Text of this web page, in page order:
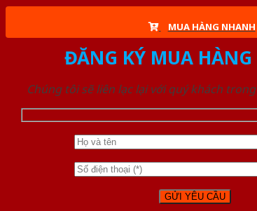
MUA HÀNG NHANH
ĐĂNG KÝ MUA
Chúng tôi sẽ liên lạc lại với quý khách